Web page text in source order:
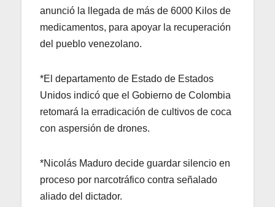
anunció la llegada de más de 6000 Kilos de
medicamentos, para apoyar la recuperación
del pueblo venezolano.
*El departamento de Estado de Estados
Unidos indicó que el Gobierno de Colombia
retomará la erradicación de cultivos de coca
con aspersión de drones.
*Nicolás Maduro decide guardar silencio en
proceso por narcotráfico contra señalado
aliado del dictador.